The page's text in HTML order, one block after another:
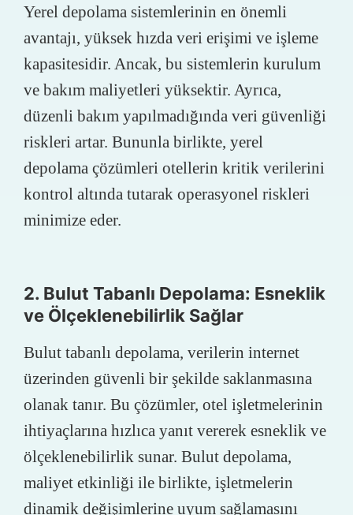
Yerel depolama sistemlerinin en önemli
avantajı, yüksek hızda veri erişimi ve işleme
kapasitesidir. Ancak, bu sistemlerin kurulum
ve bakım maliyetleri yüksektir. Ayrıca,
düzenli bakım yapılmadığında veri güvenliği
riskleri artar. Bununla birlikte, yerel
depolama çözümleri otellerin kritik verilerini
kontrol altında tutarak operasyonel riskleri
minimize eder.
2. Bulut Tabanlı Depolama: Esneklik
ve Ölçeklenebilirlik Sağlar
Bulut tabanlı depolama, verilerin internet
üzerinden güvenli bir şekilde saklanmasına
olanak tanır. Bu çözümler, otel işletmelerinin
ihtiyaçlarına hızlıca yanıt vererek esneklik ve
ölçeklenebilirlik sunar. Bulut depolama,
maliyet etkinliği ile birlikte, işletmelerin
dinamik değişimlerine uyum sağlamasını